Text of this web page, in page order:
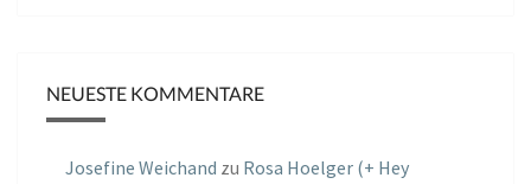
NEUESTE KOMMENTARE
Josefine Weichand zu Rosa Hoelger (+ Hey